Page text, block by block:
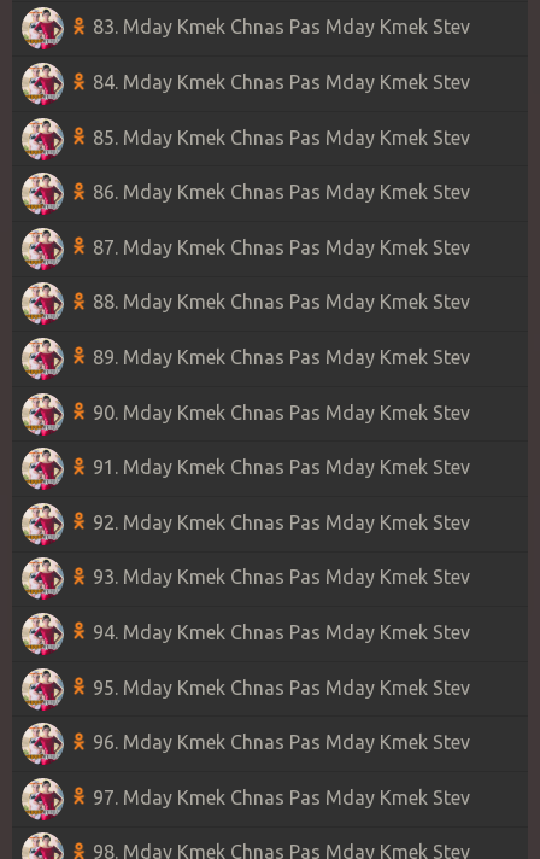
83. Mday Kmek Chnas Pas Mday Kmek Stev
84. Mday Kmek Chnas Pas Mday Kmek Stev
85. Mday Kmek Chnas Pas Mday Kmek Stev
86. Mday Kmek Chnas Pas Mday Kmek Stev
87. Mday Kmek Chnas Pas Mday Kmek Stev
88. Mday Kmek Chnas Pas Mday Kmek Stev
89. Mday Kmek Chnas Pas Mday Kmek Stev
90. Mday Kmek Chnas Pas Mday Kmek Stev
91. Mday Kmek Chnas Pas Mday Kmek Stev
92. Mday Kmek Chnas Pas Mday Kmek Stev
93. Mday Kmek Chnas Pas Mday Kmek Stev
94. Mday Kmek Chnas Pas Mday Kmek Stev
95. Mday Kmek Chnas Pas Mday Kmek Stev
96. Mday Kmek Chnas Pas Mday Kmek Stev
97. Mday Kmek Chnas Pas Mday Kmek Stev
98. Mday Kmek Chnas Pas Mday Kmek Stev